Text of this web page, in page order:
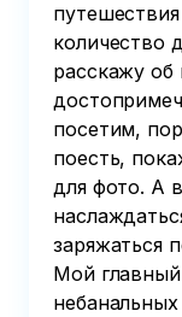
количество
расскажу об
посетим,
поесть,
для фото. А
заряжаться
Мой